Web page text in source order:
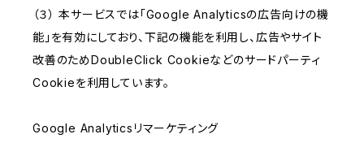
（３） 本サービスでは「Google Analyticsの広告向けの機
能」を有効にしており、下記の機能を利用し、広告やサイト
改善のためDoubleClick Cookieなどのサードパーティ
Cookieを利用しています。
Google Analyticsリマーケティング